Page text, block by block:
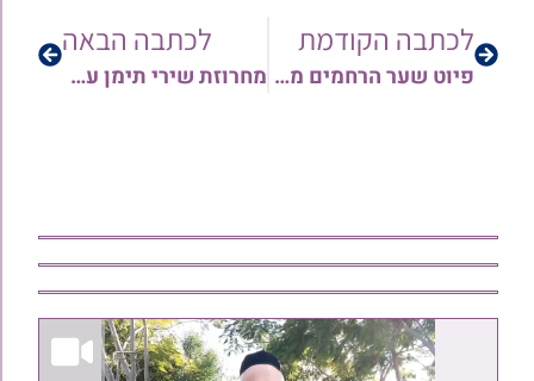
לכתבה הקודמת
פיוט שער הרחמים מפי הרב משה עוזירי שליט"א • האזינו
לכתבה הבאה
מחרוזת שירי תימן עם הזמר רועי שמעון • צפו